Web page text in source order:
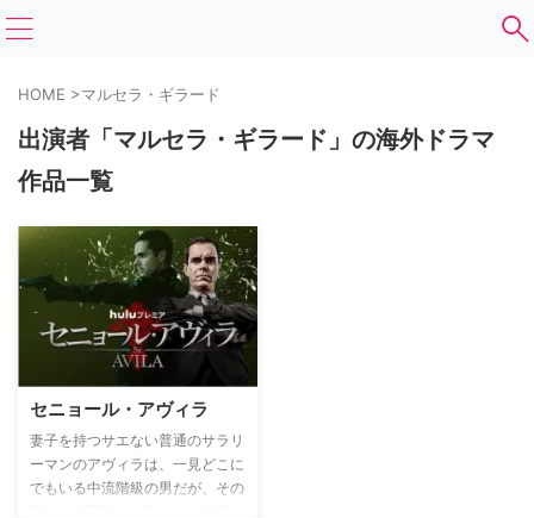
HOME >マルセラ・ギラード
出演者「マルセラ・ギラード」の海外ドラマ
作品一覧
セニョール・アヴィラ
妻子を持つサエない普通のサラリ
ーマンのアヴィラは、一見どこに
でもいる中流階級の男だが、その